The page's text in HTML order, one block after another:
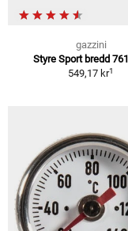
gazzini
Styre Sport bredd
549,17 kr1